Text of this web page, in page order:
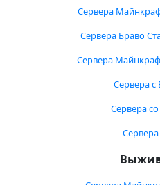
Сервера
Сервера Браво
Сервера
Сервера с
Сервера